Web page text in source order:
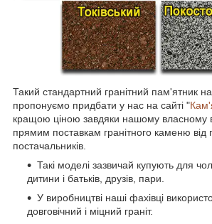
Такий стандартний гранітний пам'ятник
пропонуємо придбати у нас на сайті "
кращою ціною завдяки нашому власному
прямим поставкам гранітного каменю від
постачальників.
Такі моделі зазвичай купують для
дитини і батьків, друзів, пари.
У виробництві наші фахівці
довговічний і міцний граніт.